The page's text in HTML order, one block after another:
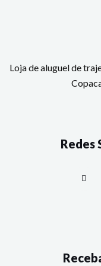
Loja de aluguel de
Redes